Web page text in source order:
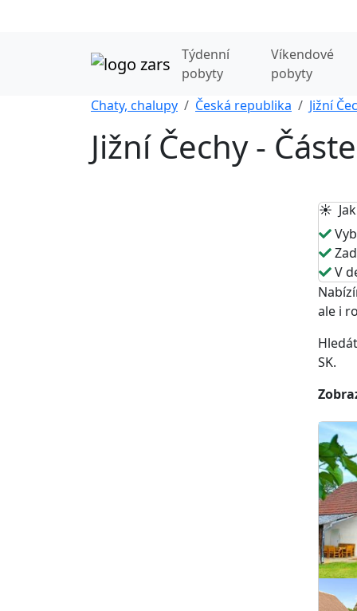
Týdenní
pobyty
Víkendové
pobyty
Chaty, chalupy
Česká republika Jižní
Jižní Čechy -
☀️ Jak
V
ale i
SK.